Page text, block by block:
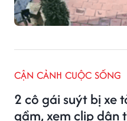
2 cô gái suýt bị xe
gầm, xem clip dân
CẬN CẢNH CUỘC SỐNG